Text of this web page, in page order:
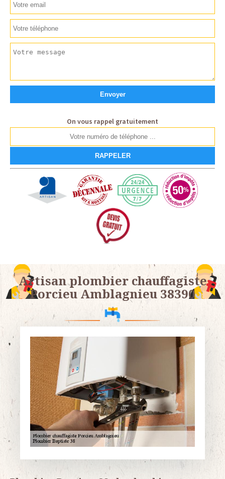
On vous rappel gratuitement
Artisan plombier chauffagiste
Porcieu Amblagnieu 38390